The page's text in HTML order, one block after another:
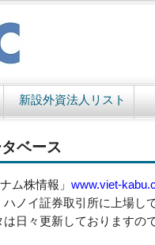
新設外資法人リスト
ベース
ム株情報」 www.viet-
ノイ証券取引所に上場し
日々更新しておりますの